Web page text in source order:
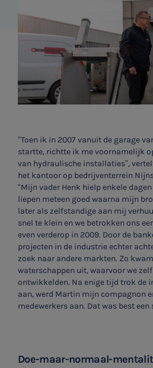
“Toen ik in 2007 vanuit de garage
startte, richtte ik me voornamelijk
van hydraulische installaties”,
het kantoor op bedrijventerrein
“Mijn vader Henk hielp enkele
liepen meteen goed waarna mijn
later als zelfstandige aan mij
snel te klein en we betrokken ons
even verderop in 2009. Door de
projecten in de industrie echter
zoek naar andere markten. Zo
waterschappen uit, waarvoor we
ontwikkelden. Na enige tijd trok de
aan, werd Martin mijn compagnon
medewerkers aan. Dat was best een
Doe-maar-normaal-